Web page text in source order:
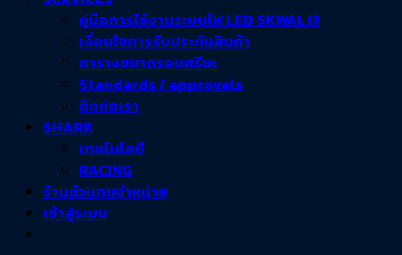
คู่มือการใช้งานระบบไฟ LED SKWAL i3
เงื่อนไขการรับประกันสินค้า
ตารางขนาดรอบศรีษะ
Standards / approvals
ติดต่อเรา
SHARK
เทคโนโลยี
RACING
ร้านตัวแทนจำหน่าย
เข้าสู่ระบบ